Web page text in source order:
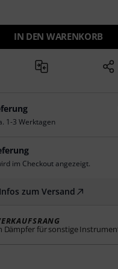
IN DEN WARENKORB
1-3 Werktagen
im Checkout angezeigt.
Infos zum Versand
Dämpfer für sonstige